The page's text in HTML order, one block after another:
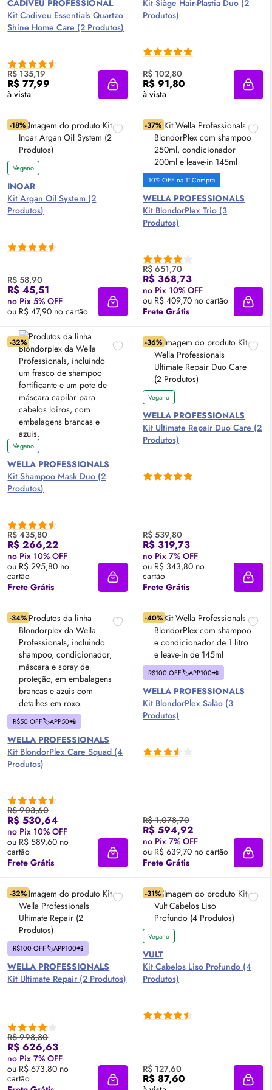
CADIVEU PROFESSIONAL
Kit Cadiveu Essentials Quartzo
Shine Home Care (2 Produtos)
R$ 135,19
R$ 77,99
à vista Adicionar à sacola
Kit Siàge Hair-Plastia Duo (2
Produtos)
R$ 102,80
R$ 91,80
à vista
-18%
Vegano
INOAR
Kit ArganOil System (2
Produtos)
R$ 58,90
R$ 45,51
no Pix 5% OFF
ou R$ 47,90 no cartão
Adicionar à sacola
-37%
10% OFF na 1ª Compra
WELLA PROFESSIONALS
Kit BlondorPlex Trio (3
Produtos)
R$ 651,70
R$ 368,73
no Pix 10% OFF
ou R$ 409,70 no cartão
Frete Grátis
-32%
Vegano
WELLA PROFESSIONALS
Kit Shampoo Mask Duo (2
Produtos)
R$ 435,80
R$ 266,22
no Pix 10% OFF
ou R$ 295,80 no
cartão
Frete Grátis
Adicionar à sacola
-36%
Vegano
WELLA PROFESSIONALS
Kit Ultimate Repair Duo Care (2
Produtos)
R$ 539,80
R$ 319,73
no Pix 7% OFF
ou R$ 343,80 no
cartão
Frete Grátis
-34%
R$50 OFF🏷️APP50📲
WELLA PROFESSIONALS
Kit BlondorPlex Care Squad (4
Produtos)
R$ 903,60
R$ 530,64
no Pix 10% OFF
ou R$ 589,60 no
cartão
Frete Grátis
Adicionar à sacola
-40%
R$100 OFF🏷️APP100📲
WELLA PROFESSIONALS
Kit BlondorPlex Salão (3
Produtos)
R$ 1.078,70
R$ 594,92
no Pix 7% OFF
ou R$ 639,70 no cartão
Frete Grátis
-32%
R$100 OFF🏷️APP100📲
WELLA PROFESSIONALS
Kit Ultimate Repair (2 Produtos)
R$ 998,80
R$ 626,63
no Pix 7% OFF
ou R$ 673,80 no
cartão
Adicionar à sacola
-31%
Vegano
VULT
Kit Cabelos Liso Profundo (4
Produtos)
R$ 127,60
R$ 87,60